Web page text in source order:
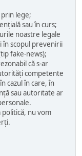
prin lege;
sau în curs;
noastre legale
scopul prevenirii
fake-news);
că s-ar
competente
cazul în care, în
sau autoritate ar
nu vom